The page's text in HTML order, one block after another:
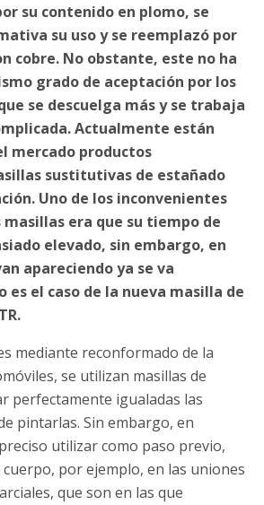
su contenido en plomo, se
su uso y se reemplazó por
cobre. No obstante, este no ha
grado de aceptación por los
se descuelga más y se trabaja
Actualmente están
mercado productos
sustitutivas de estañado
Uno de los inconvenientes
era que su tiempo de
elevado, sin embargo, en
apareciendo ya se va
es el caso de la nueva masilla de
mediante reconformado de la
se utilizan masillas de
perfectamente igualadas las
pintarlas. Sin embargo, en
utilizar como paso previo,
por ejemplo, en las uniones
que son en las que